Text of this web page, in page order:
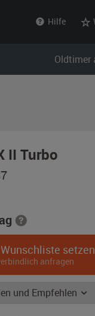
Hilfe
Oldtimer
II Turbo
setzen
anfragen
und Empfehlen